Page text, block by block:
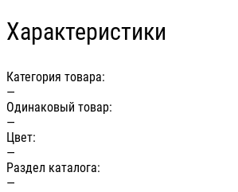
Характеристики
Категория товара:
—
Одинаковый товар:
—
Цвет:
—
Раздел каталога:
—